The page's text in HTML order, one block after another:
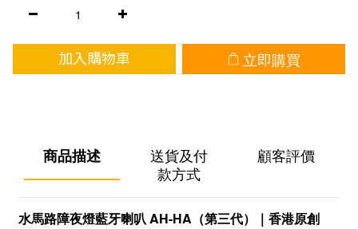
加入購物車 立即購買
商品描述
送貨及付
款方式
顧客評價
水馬路障夜燈藍牙喇叭 AH-HA（第三代）｜香港原創